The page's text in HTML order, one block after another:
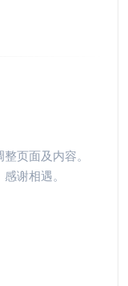
页面及内容。
谢相遇。